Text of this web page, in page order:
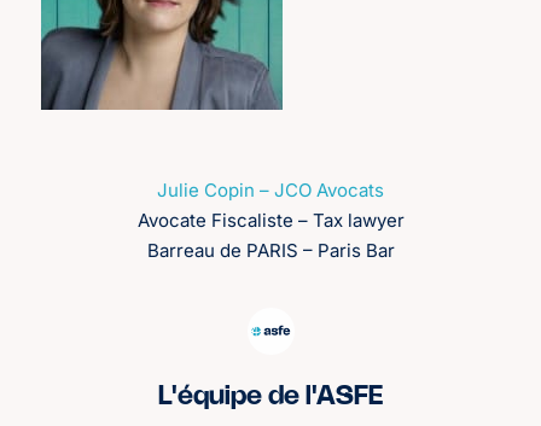
Julie Copin – JCO Avocats
Avocate Fiscaliste – Tax lawyer
Barreau de PARIS – Paris Bar
L'équipe de l'ASFE